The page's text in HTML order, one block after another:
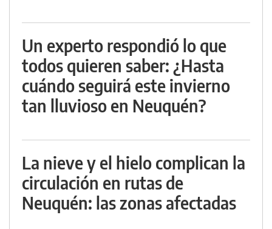
Un experto respondió lo que
todos quieren saber: ¿Hasta
cuándo seguirá este invierno
tan lluvioso en Neuquén?
La nieve y el hielo complican la
circulación en rutas de
Neuquén: las zonas afectadas